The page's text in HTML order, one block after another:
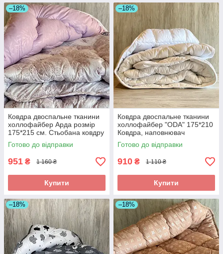
–18%
Ковдра двоспальне тканини
холлофайбер Арда розмір
175*215 см. Стьобана ковдру
теплоео
Готово до відправки
951 ₴ 1 160 ₴
Купити
–18%
Ковдра двоспальне тканини
холлофайбер "ODA" 175*210
Ковдра, наповнювач
холлофайбер
Готово до відправки
910 ₴ 1 110 ₴
Купити
–18% –18%